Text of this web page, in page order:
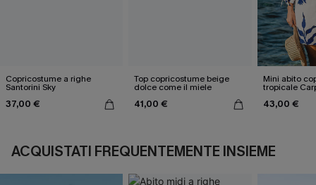
Copricostume a righe
Santorini Sky
37,00 €
Top copricostume beige
dolce come il miele
41,00 €
Mini abito
tropicale
43,00 €
ACQUISTATI FREQUENTEMENTE INSIEME